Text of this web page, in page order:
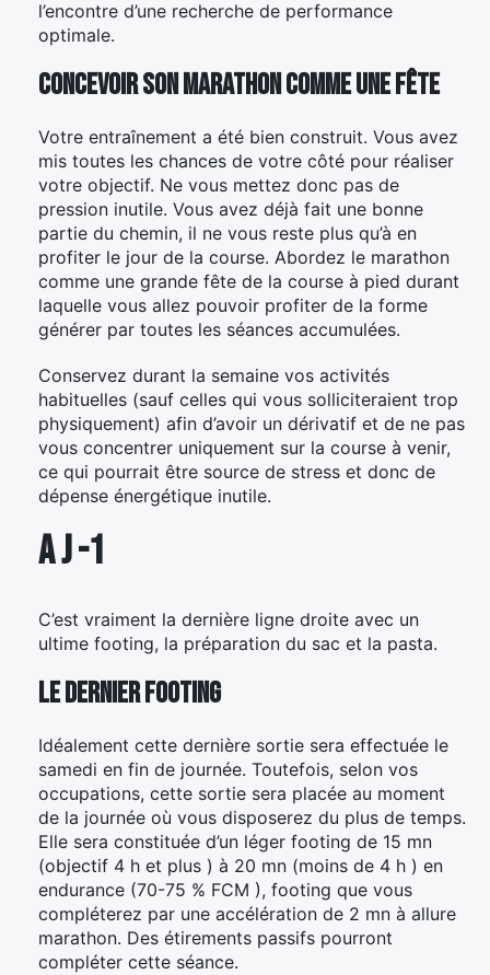
l’encontre d’une recherche de performance
optimale.
Concevoir son marathon comme une fête
Votre entraînement a été bien construit. Vous avez
mis toutes les chances de votre côté pour réaliser
votre objectif. Ne vous mettez donc pas de
pression inutile. Vous avez déjà fait une bonne
partie du chemin, il ne vous reste plus qu’à en
profiter le jour de la course. Abordez le marathon
comme une grande fête de la course à pied durant
laquelle vous allez pouvoir profiter de la forme
générer par toutes les séances accumulées.
Conservez durant la semaine vos activités
habituelles (sauf celles qui vous solliciteraient trop
physiquement) afin d’avoir un dérivatif et de ne pas
vous concentrer uniquement sur la course à venir,
ce qui pourrait être source de stress et donc de
dépense énergétique inutile.
A J -1
C’est vraiment la dernière ligne droite avec un
ultime footing, la préparation du sac et la pasta.
Le dernier footing
Idéalement cette dernière sortie sera effectuée le
samedi en fin de journée. Toutefois, selon vos
occupations, cette sortie sera placée au moment
de la journée où vous disposerez du plus de temps.
Elle sera constituée d’un léger footing de 15 mn
(objectif 4 h et plus ) à 20 mn (moins de 4 h ) en
endurance (70-75 % FCM ), footing que vous
compléterez par une accélération de 2 mn à allure
marathon. Des étirements passifs pourront
compléter cette séance.